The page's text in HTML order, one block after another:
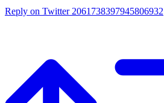
Reply on Twitter 2061738397945806932